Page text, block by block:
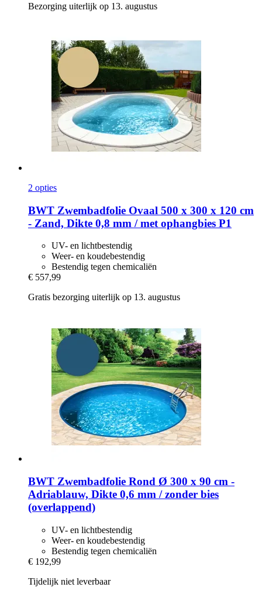
Bezorging uiterlijk op 13. augustus
2 opties
BWT Zwembadfolie Ovaal 500 x 300 x 120 cm
-​ Zand, Dikte 0,8 mm / met ophangbies P1
UV- en lichtbestendig
Weer- en koudebestendig
Bestendig tegen chemicaliën
€ 557,99
Gratis bezorging uiterlijk op 13. augustus
BWT Zwembadfolie Rond Ø 300 x 90 cm -​
Adriablauw, Dikte 0,6 mm / zonder bies
(overlappend)
UV- en lichtbestendig
Weer- en koudebestendig
Bestendig tegen chemicaliën
€ 192,99
Tijdelijk niet leverbaar